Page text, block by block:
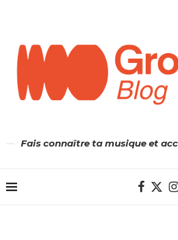
Fais connaître ta musique et